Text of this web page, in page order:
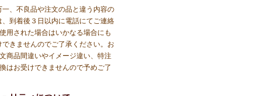
、不良品や注文の品と違う内容の
、到着後３日以内に電話にてご連絡
用された場合はいかなる場合にも
きませんのでご了承ください。お
商品間違いやイメージ違い、特注
はお受けできませんので予めご了